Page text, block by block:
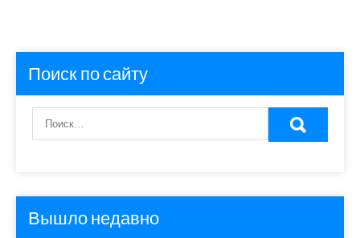
Поиск по сайту
Вышло недавно